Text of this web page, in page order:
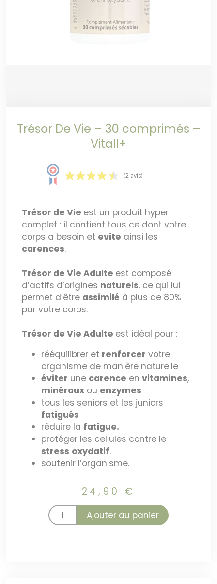
Trésor De Vie – 30 comprimés –
Vitall+
(2 avis)
Trésor de Vie est un produit hyper
complet : il contient tous ce dont votre
corps a besoin et evite ainsi les
carences.
Trésor de Vie Adulte est composé
d’actifs d’origines naturels, ce qui lui
permet d’être assimilé à plus de 80%
par votre corps.
Trésor de Vie Adulte est idéal pour :
rééquilibrer et renforcer votre
organisme de manière naturelle
éviter une carence en vitamines,
minérauxou enzymes
tous les seniors et les juniors
fatigués
réduire la fatigue.
protéger les cellules contre le
stress oxydatif.
soutenir l’organisme.
24,90 €
Ajouter au panier